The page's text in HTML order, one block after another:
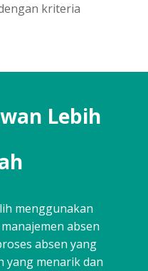
kriteria
Lebih
menggunakan
absen
absen yang
yang menarik dan